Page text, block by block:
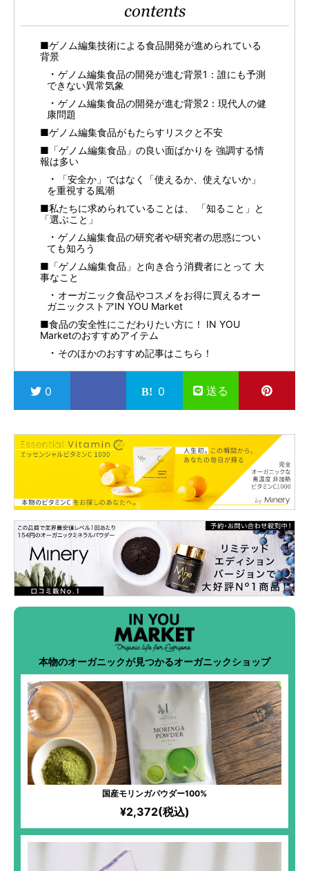
contents
■ゲノム編集技術による食品開発が進められている
背景
ゲノム編集食品の開発が進む背景1：誰にも予測
できない異常気象
ゲノム編集食品の開発が進む背景2：現代人の健
康問題
■ゲノム編集食品がもたらすリスクと不安
■「ゲノム編集食品」の良い面ばかりを 強調する情
報は多い
「安全か」ではなく「使えるか、使えないか」
を重視する風潮
■私たちに求められていることは、 「知ること」と
「選ぶこと」
ゲノム編集食品の研究者や研究者の思惑につい
ても知ろう
■「ゲノム編集食品」と向き合う消費者にとって 大
事なこと
オーガニック食品やコスメをお得に買えるオー
ガニックストアIN YOU Market
■食品の安全性にこだわりたい方に！ IN YOU
Marketのおすすめアイテム
そのほかのおすすめ記事はこちら！
0 0 送る
本物のオーガニックが見つかるオーガニックショップ
国産モリンガパウダー100%
¥2,372(税込)